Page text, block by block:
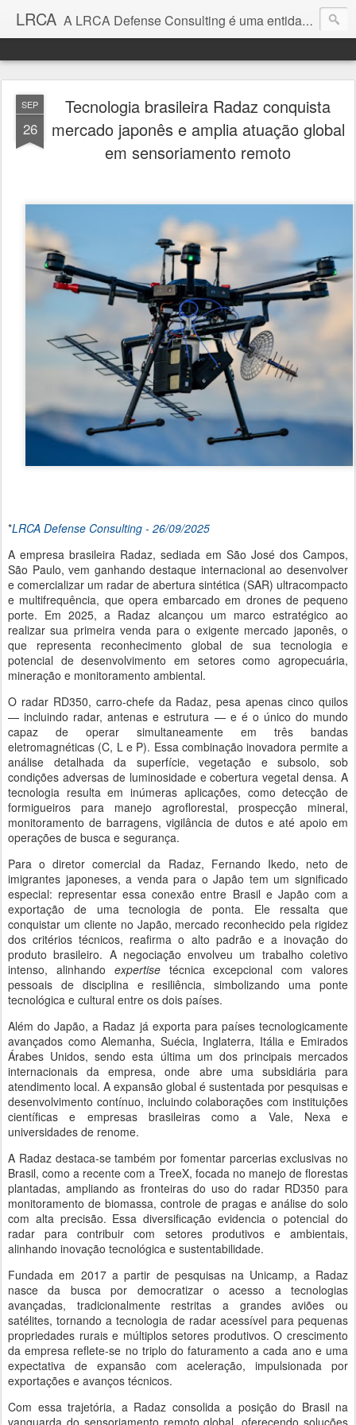
LRCA A LRCA Defense Consulting é uma entidade sem fins lucrativos que se dedica a produzir e divulgar notícias e análises sobre as Empresas de Defesa. Não somos jornalistas e nem este é um blog jornalístico.
SEP
26
Tecnologia brasileira Radaz conquista
mercado japonês e amplia atuação global
em sensoriamento remoto
*LRCA Defense Consulting - 26/09/2025
A empresa brasileira Radaz, sediada em São José dos Campos,
São Paulo, vem ganhando destaque internacional ao desenvolver
e comercializar um radar de abertura sintética (SAR) ultracompacto
e multifrequência, que opera embarcado em drones de pequeno
porte. Em 2025, a Radaz alcançou um marco estratégico ao
realizar sua primeira venda para o exigente mercado japonês, o
que representa reconhecimento global de sua tecnologia e
potencial de desenvolvimento em setores como agropecuária,
mineração e monitoramento ambiental.
O radar RD350, carro-chefe da Radaz, pesa apenas cinco quilos
— incluindo radar, antenas e estrutura — e é o único do mundo
capaz de operar simultaneamente em três bandas
eletromagnéticas (C, L e P). Essa combinação inovadora permite a
análise detalhada da superfície, vegetação e subsolo, sob
condições adversas de luminosidade e cobertura vegetal densa. A
tecnologia resulta em inúmeras aplicações, como detecção de
formigueiros para manejo agroflorestal, prospecção mineral,
monitoramento de barragens, vigilância de dutos e até apoio em
operações de busca e segurança.
Para o diretor comercial da Radaz, Fernando Ikedo, neto de
imigrantes japoneses, a venda para o Japão tem um significado
especial: representar essa conexão entre Brasil e Japão com a
exportação de uma tecnologia de ponta. Ele ressalta que
conquistar um cliente no Japão, mercado reconhecido pela rigidez
dos critérios técnicos, reafirma o alto padrão e a inovação do
produto brasileiro. A negociação envolveu um trabalho coletivo
intenso, alinhando expertise técnica excepcional com valores
pessoais de disciplina e resiliência, simbolizando uma ponte
tecnológica e cultural entre os dois países.
Além do Japão, a Radaz já exporta para países tecnologicamente
avançados como Alemanha, Suécia, Inglaterra, Itália e Emirados
Árabes Unidos, sendo esta última um dos principais mercados
internacionais da empresa, onde abre uma subsidiária para
atendimento local. A expansão global é sustentada por pesquisas e
desenvolvimento contínuo, incluindo colaborações com instituições
científicas e empresas brasileiras como a Vale, Nexa e
universidades de renome.
A Radaz destaca-se também por fomentar parcerias exclusivas no
Brasil, como a recente com a TreeX, focada no manejo de florestas
plantadas, ampliando as fronteiras do uso do radar RD350 para
monitoramento de biomassa, controle de pragas e análise do solo
com alta precisão. Essa diversificação evidencia o potencial do
radar para contribuir com setores produtivos e ambientais,
alinhando inovação tecnológica e sustentabilidade.
Fundada em 2017 a partir de pesquisas na Unicamp, a Radaz
nasce da busca por democratizar o acesso a tecnologias
avançadas, tradicionalmente restritas a grandes aviões ou
satélites, tornando a tecnologia de radar acessível para pequenas
propriedades rurais e múltiplos setores produtivos. O crescimento
da empresa reflete-se no triplo do faturamento a cada ano e uma
expectativa de expansão com aceleração, impulsionada por
exportações e avanços técnicos.
Com essa trajetória, a Radaz consolida a posição do Brasil na